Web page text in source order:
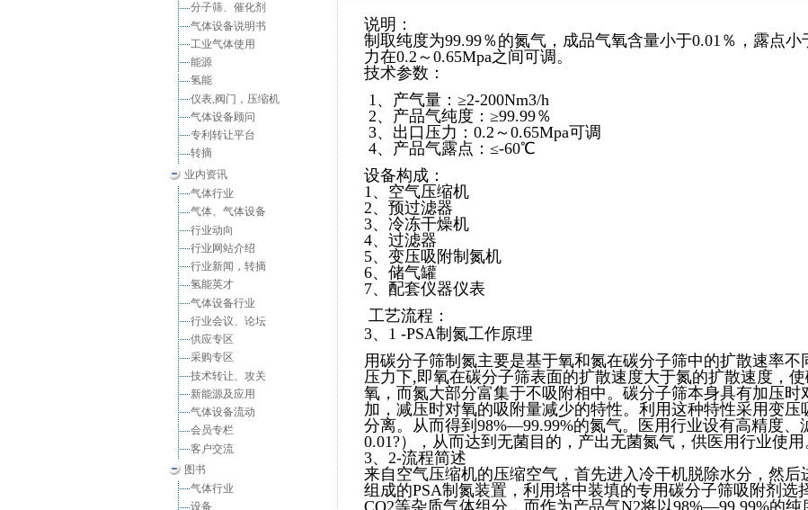
分子筛、催化剂
气体设备说明书
工业气体使用
能源
氢能
仪表,阀门，压缩机
气体设备顾问
专利转让平台
转摘
业内资讯
气体行业
气体、气体设备
行业动向
行业网站介绍
行业新闻，转摘
氢能英才
气体设备行业
行业会议、论坛
供应专区
采购专区
技术转让、攻关
新能源及应用
气体设备流动
会员专栏
客户交流
图书
气体行业
设备
说明：
制取纯度为99.99％的氮气，成品气氧含量小于0.01％，露点
力在0.2～0.65Mpa之间可调。
技术参数：
1、产气量：≥2-200Nm3/h
2、产品气纯度：≥99.99％
3、出口压力：0.2～0.65Mpa可调
4、产品气露点：≤-60℃
设备构成：
1、空气压缩机
2、预过滤器
3、冷冻干燥机
4、过滤器
5、变压吸附制氮机
6、储气罐
7、配套仪器仪表
工艺流程：
3、1 -PSA制氮工作原理
用碳分子筛制氮主要是基于氧和氮在碳分子筛中的扩散速率不
压力下,即氧在碳分子筛表面的扩散速度大于氮的扩散速度，
氧，而氮大部分富集于不吸附相中。碳分子筛本身具有加压时
加，减压时对氧的吸附量减少的特性。利用这种特性采用变压
分离。从而得到98%—99.99%的氮气。
医用行业设有高精度、
0.01?），从而达到无菌目的，产出无菌氮气，供医用行业使用
3、2-流程简述
来自空气压缩机的压缩空气，首先进入冷干机脱除水分，然后
组成的PSA制氮装置，利用塔中装填的专用碳分子筛吸附剂选
CO2等杂质气体组分，而作为产品气N2将以98%—99.99%的纯